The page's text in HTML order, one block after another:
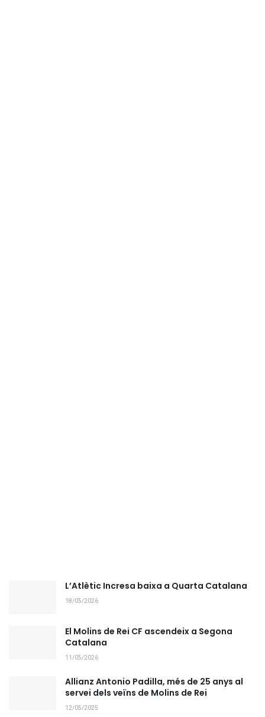
L’Atlètic Incresa baixa a Quarta Catalana
18/05/2026
El Molins de Rei CF ascendeix a Segona
Catalana
11/05/2026
Allianz Antonio Padilla, més de 25 anys al
servei dels veïns de Molins de Rei
12/05/2025